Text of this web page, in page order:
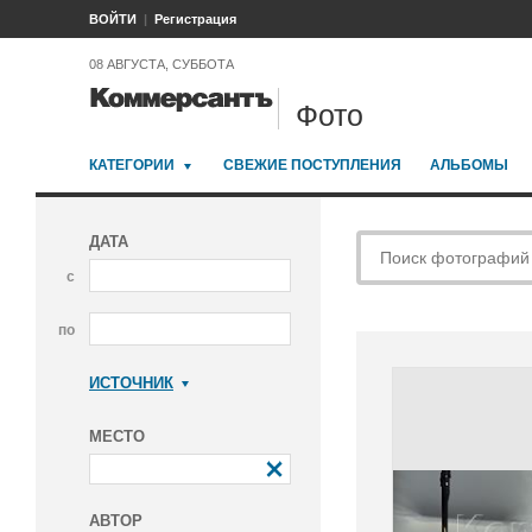
ВОЙТИ Регистрация
08 АВГУСТА, СУББОТА
Фото
КАТЕГОРИИ СВЕЖИЕ ПОСТУПЛЕНИЯ АЛЬБОМЫ
ДАТА
с
по
ИСТОЧНИК
МЕСТО
АВТОР